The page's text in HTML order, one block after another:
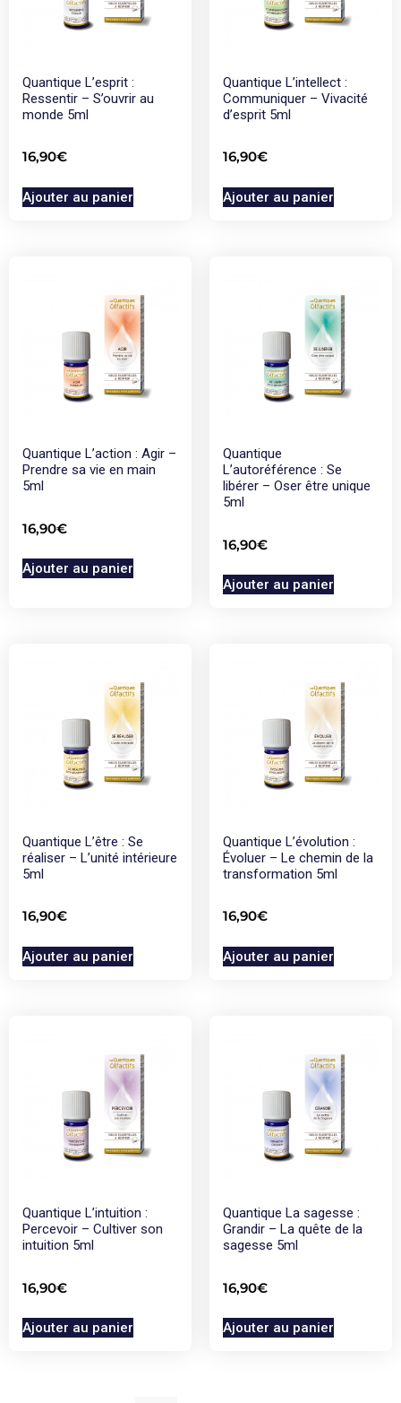
Quantique L’esprit :
Ressentir – S’ouvrir au
monde 5ml
16,90€
Ajouter au panier
Quantique L’intellect :
Communiquer – Vivacité
d’esprit 5ml
16,90€
Ajouter au panier
Quantique L’action : Agir –
Prendre sa vie en main
5ml
16,90€
Ajouter au panier
Quantique
L’autoréférence : Se
libérer – Oser être unique
5ml
16,90€
Ajouter au panier
Quantique L’être : Se
réaliser – L’unité intérieure
5ml
16,90€
Ajouter au panier
Quantique L’évolution :
Évoluer – Le chemin de la
transformation 5ml
16,90€
Ajouter au panier
Quantique L’intuition :
Percevoir – Cultiver son
intuition 5ml
16,90€
Ajouter au panier
Quantique La sagesse :
Grandir – La quête de la
sagesse 5ml
16,90€
Ajouter au panier